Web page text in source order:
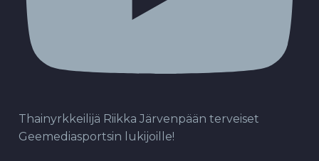
Thainyrkkeilijä Riikka Järvenpään terveiset
Geemediasportsin lukijoille!